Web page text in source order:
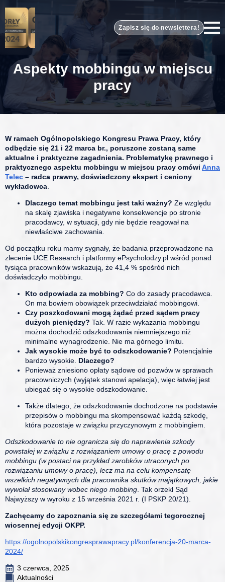
Zapisz się do newslettera!
Aspekty mobbingu w miejscu
pracy
W ramach Ogólnopolskiego Kongresu Prawa Pracy, który
odbędzie się 21 i 22 marca br., poruszone zostaną same
aktualne i praktyczne zagadnienia. Problematykę prawnego i
praktycznego aspektu mobbingu w miejscu pracy omówi Anna
Telec – radca prawny, doświadczony ekspert i ceniony
wykładowca
Dlaczego temat mobbingu jest taki ważny? Ze względu
na skalę zjawiska i negatywne konsekwencje po stronie
pracodawcy, w sytuacji, gdy nie będzie reagował na
niewłaściwe zachowania.
Od początku roku mamy sygnały, że badania przeprowadzone na
zlecenie UCE Research i platformy ePsycholodzy.pl wśród ponad
tysiąca pracowników wskazują, że 41,4 % spośród nich
doświadczyło mobbingu.
Kto odpowiada za mobbing? Co do zasady pracodawca.
On ma bowiem obowiązek przeciwdziałać mobbingowi.
Czy poszkodowani mogą żądać przed sądem pracy
dużych pieniędzy? Tak. W razie wykazania mobbingu
można dochodzić odszkodowania niemniejszego niż
minimalne wynagrodzenie. Nie ma górnego limitu.
Jak wysokie może być to odszkodowanie? Potencjalnie
bardzo wysokie. Dlaczego?
Ponieważ zniesiono opłaty sądowe od pozwów w sprawach
pracowniczych (wyjątek stanowi apelacja), więc łatwiej jest
ubiegać się o wysokie odszkodowanie.
Także dlatego, że odszkodowanie dochodzone na podstawie
przepisów o mobbingu ma skompensować każdą szkodę,
która pozostaje w związku przyczynowym z mobbingiem.
Odszkodowanie to nie ogranicza się do naprawienia szkody
powstałej w związku z rozwiązaniem umowy o pracę z powodu
mobbingu (w postaci na przykład zarobków utraconych po
rozwiązaniu umowy o pracę), lecz ma na celu kompensatę
wszelkich negatywnych dla pracownika skutków majątkowych, jakie
wywołał stosowany wobec niego mobbing . Tak orzekł Sąd
Najwyższy w wyroku z 15 września 2021 r. (I PSKP 20/21).
Zachęcamy do zapoznania się ze szczegółami tegorocznej
wiosennej edycji OKPP.
https://ogolnopolskikongresprawapracy.pl/konferencja-20-marca-
2024/
3 czerwca, 2025
Aktualności